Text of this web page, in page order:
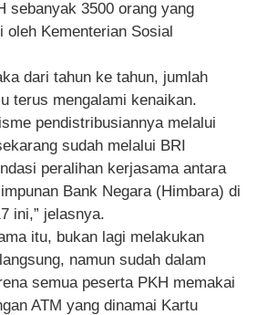
sebanyak 3500 orang yang
oleh Kementerian Sosial
dari tahun ke tahun, jumlah
terus mengalami kenaikan.
pendistribusiannya melalui
sudah melalui BRI
peralihan kerjasama antara
Bank Negara (Himbara) di
ini,” jelasnya.
itu, bukan lagi melakukan
namun sudah dalam
semua peserta PKH memakai
ATM yang dinamai Kartu